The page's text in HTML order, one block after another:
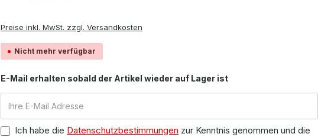
Preise inkl. MwSt. zzgl. Versandkosten
Nicht mehr verfügbar
E-Mail erhalten sobald der Artikel wieder auf Lager ist
Ich habe die Datenschutzbestimmungen zur Kenntnis genommen und die